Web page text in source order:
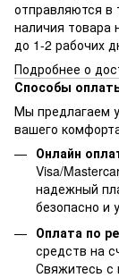
отправляются в
наличия товара
до 1-2 рабочих
Подробнее о
Способы
Мы предлагаем
вашего
Онлайн
Visa/
надежный
безопасно и
Оплата по
средств на
Свяжитесь с